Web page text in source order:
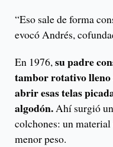
“Eso sale de forma
evocó Andrés,
En 1976,su padre
tambor rotativo lleno
abrir esas telas
algodón.Ahí surgió
colchones: un material
menor peso.